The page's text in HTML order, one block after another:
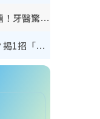
牙線棒亂用隨時越清越污糟！牙醫驚揭盲目過戶細菌恐致蛀牙：呢種先係日常真保養
WhatsApp預設貼圖點刪？揭1招「反向操作」還原簡潔介面 附3步實測教學